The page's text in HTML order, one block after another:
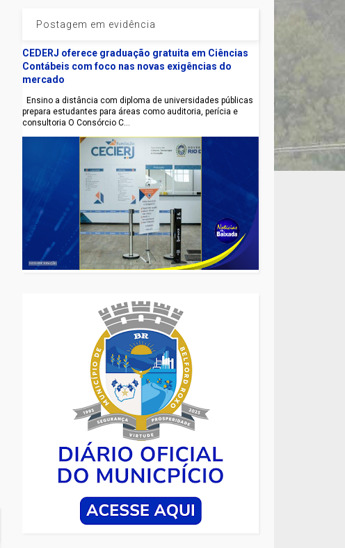
Postagem em evidência
CEDERJ oferece graduação gratuita em Ciências
Contábeis com foco nas novas exigências do
mercado
Ensino a distância com diploma de universidades públicas
prepara estudantes para áreas como auditoria, perícia e
consultoria O Consórcio C...